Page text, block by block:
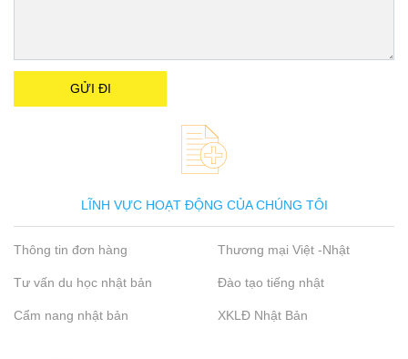
LĨNH VỰC HOẠT ĐỘNG CỦA CHÚNG TÔI
Thông tin đơn hàng Thương mại Việt -Nhật
Tư vấn du học nhật bản Đào tạo tiếng nhật
Cẩm nang nhật bản XKLĐ Nhật Bản